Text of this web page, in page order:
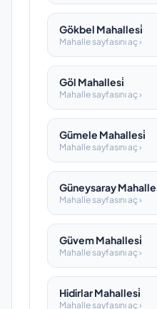
Gökbel Mahallesi̇
Mahalle sayfasını aç ›
Göl Mahallesi̇
Mahalle sayfasını aç ›
Gümele Mahallesi̇
Mahalle sayfasını aç ›
Güneysaray
Mahalle sayfasını aç ›
Güvem Mahallesi̇
Mahalle sayfasını aç ›
Hidirlar Mahallesi̇
Mahalle sayfasını aç ›